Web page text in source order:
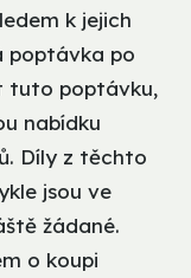
k jejich
poptávka po
tuto poptávku,
nabídku
Díly z těchto
jsou ve
žádané.
o koupi